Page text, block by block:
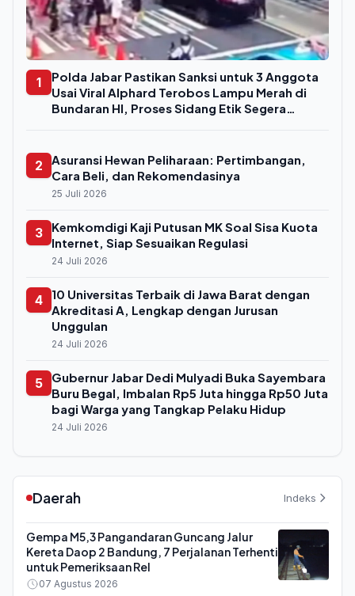
1
Polda Jabar Pastikan Sanksi untuk 3 Anggota
Usai Viral Alphard Terobos Lampu Merah di
Bundaran HI, Proses Sidang Etik Segera
2
Asuransi Hewan Peliharaan: Pertimbangan,
Cara Beli, dan Rekomendasinya
25 Juli 2026
3
Kemkomdigi Kaji Putusan MK Soal Sisa Kuota
Internet, Siap Sesuaikan Regulasi
24 Juli 2026
4
10 Universitas Terbaik di Jawa Barat dengan
Akreditasi A, Lengkap dengan Jurusan
Unggulan
24 Juli 2026
5
Gubernur Jabar Dedi Mulyadi Buka Sayembara
Buru Begal, Imbalan Rp5 Juta hingga Rp50 Juta
bagi Warga yang Tangkap Pelaku Hidup
24 Juli 2026
Daerah Indeks
Gempa M5,3 Pangandaran Guncang Jalur
Kereta Daop 2 Bandung, 7 Perjalanan Terhenti
untuk Pemeriksaan Rel
07 Agustus 2026